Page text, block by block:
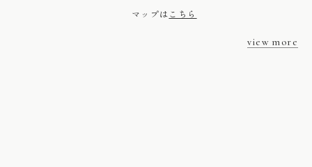
マップは こちら
view more